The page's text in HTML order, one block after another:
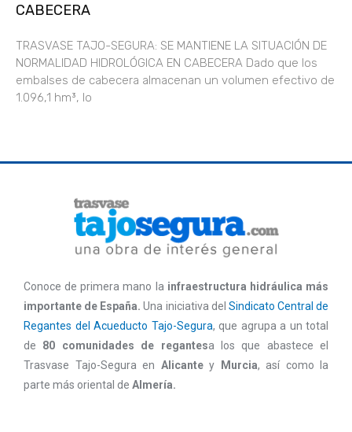
CABECERA
TRASVASE TAJO-SEGURA: SE MANTIENE LA SITUACIÓN DE
NORMALIDAD HIDROLÓGICA EN CABECERA Dado que los
embalses de cabecera almacenan un volumen efectivo de
1.096,1 hm³, lo
Conoce de primera mano la infraestructura hidráulica más
importante de España.Una iniciativa del Sindicato Central de
Regantes del Acueducto Tajo-Segura, que agrupa a un total
de 80 comunidades de regantesa los que abastece el
Trasvase Tajo-Segura en Alicante y Murcia, así como la
parte más oriental de Almería.